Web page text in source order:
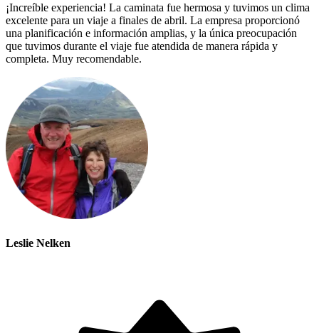
¡Increíble experiencia! La caminata fue hermosa y tuvimos un clima
excelente para un viaje a finales de abril. La empresa proporcionó
una planificación e información amplias, y la única preocupación
que tuvimos durante el viaje fue atendida de manera rápida y
completa. Muy recomendable.
Leslie Nelken